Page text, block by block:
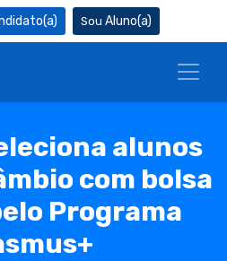
Aluno(a)
alunos
com bolsa
Programa